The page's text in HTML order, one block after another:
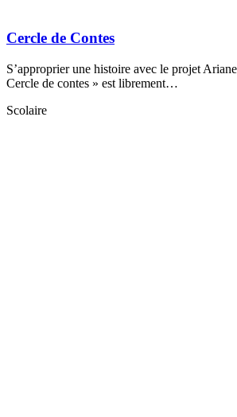
Cercle de Contes
S’approprier une histoire avec le projet
Cercle de contes » est librement…
Scolaire